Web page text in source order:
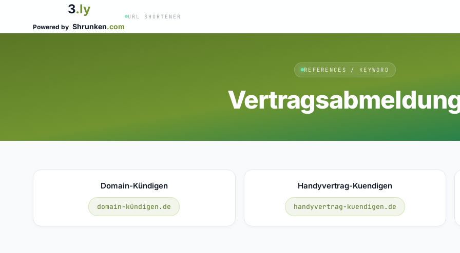
3.ly
Powered by Shrunken.com
URL SHORTENER
REFERENCES / KEYWORD
Domain-Kündigen
domain-kündigen.de
Handyvertrag-Kuendigen
handyvertrag-kuendigen.de